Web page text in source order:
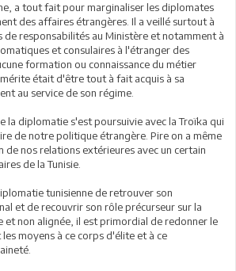
a tout fait pour marginaliser les diplomates
des affaires étrangères. Il a veillé surtout à
de responsabilités au Ministère et notamment à
et consulaires à l'étranger des
formation ou connaissance du métier
était d'être tout à fait acquis à sa
au service de son régime.
la diplomatie s'est poursuivie avec la Troïka qui
de notre politique étrangère. Pire on a même
de nos relations extérieures avec un certain
de la Tunisie.
tunisienne de retrouver son
et de recouvrir son rôle précurseur sur la
et non alignée, il est primordial de redonner le
moyens à ce corps d'élite et à ce